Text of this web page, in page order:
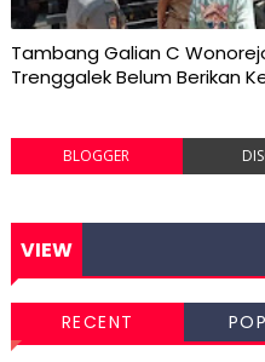
Tambang Galian C
Trenggalek Belum Berikan
BLOGGER
VIEW
RECENT